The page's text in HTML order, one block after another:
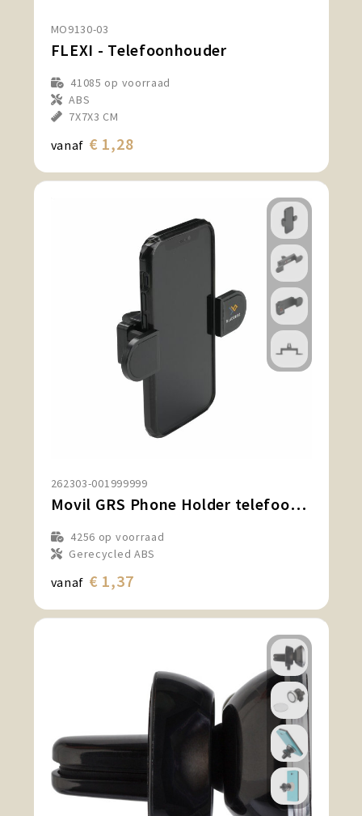
MO9130-03
FLEXI - Telefoonhouder
41085 op voorraad
ABS
7X7X3 CM
vanaf € 1,28
262303-001999999
Movil GRS Phone Holder telefoonhouder
4256 op voorraad
Gerecycled ABS
vanaf € 1,37